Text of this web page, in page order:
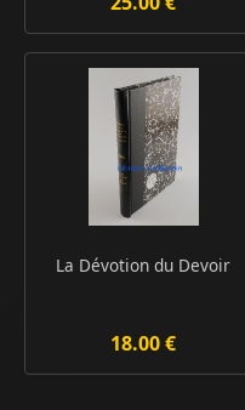
La Dévotion du Devoir
18.00 €